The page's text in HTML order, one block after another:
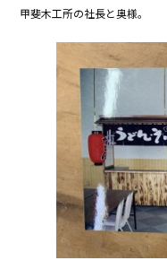
甲斐木工所の社長と奥様。